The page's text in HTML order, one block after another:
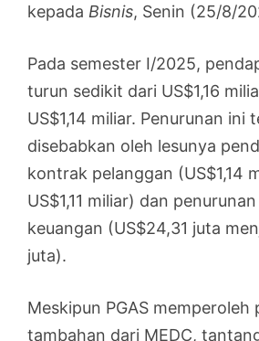
kepada Bisnis, Senin (25/8/
Pada semester I/2025,
turun sedikit dari US$1,16
US$1,14 miliar. Penurunan ini
disebabkan oleh lesunya
kontrak pelanggan (US$1,14
US$1,11 miliar) dan
keuangan (US$24,31 juta
juta).
Meskipun PGAS memperoleh
tambahan dari MEDC,